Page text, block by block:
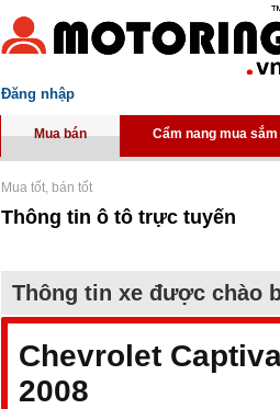
Đăng nhập
Mua bán Cẩm nang mua sắm
Mua tốt, bán tốt
Thông tin ô tô trực tuyến
Thông tin xe được chào
Chevrolet
2008